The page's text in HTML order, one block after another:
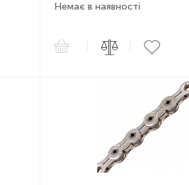
Немає в наявності